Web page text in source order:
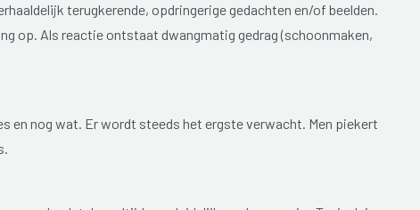
terugkerende, opdringerige gedachten en/of beelden.
op. Als reactie ontstaat dwangmatig gedrag (schoonmaken,
en nog wat. Er wordt steeds het ergste verwacht. Men piekert